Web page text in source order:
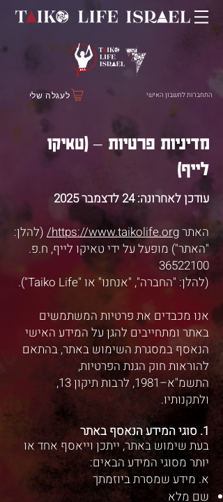
התחברות לחשבון האישי לעגלה שלי
מדיניות פרטיות – (טאיקו
לייף)
עודכן לאחרונה: 24 לדצמבר 2025
האתרhttps://www.taikolife.org/ (להלן:
"האתר") מופעל על ידי טאיקו לייף, ח.פ.
36522100
(להלן: "החברה", "אנחנו" או "Taiko Life").
אנו מכבדים את פרטיות המשתמשים
באתר ומתחייבים להגן על המידע האישי
הנאסף במסגרת השימוש באתר, בהתאם
להוראות חוק הגנת הפרטיות,
התשמ"א–1981, לרבות תיקון 13,
ולתקנותיו.
1. סוגי המידע הנאסף באתר
בעת שימוש באתר, ייתכן וייאסף אחד או
יותר מסוגי המידע הבאים:
א. מידע שמסרת ביוזמתך
שם מלא